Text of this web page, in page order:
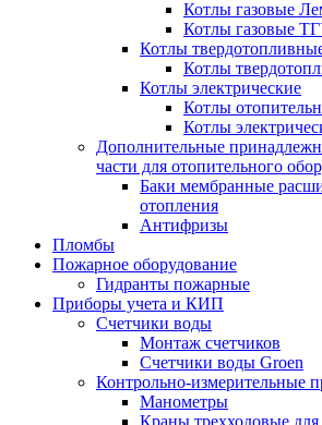
Котлы газовые
Котлы газовые
Котлы
Котлы
Котлы электрические
Котлы
Котлы
Дополнительные
части для отопительного
Баки мембранные
отопления
Антифризы
Пломбы
Пожарное оборудование
Гидранты пожарные
Приборы учета и КИП
Счетчики воды
Монтаж счетчиков
Счетчики воды Groen
Контрольно-измерительные
Манометры
Краны трехходовые